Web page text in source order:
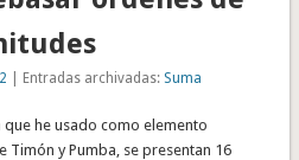
| Entradas archivadas: Suma
que he usado como elemento
y Pumba, se presentan 16